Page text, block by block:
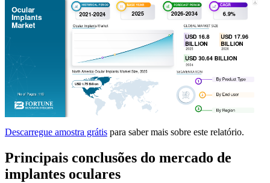
Descarregue amostra grátis para saber mais sobre este relatório.
Principais conclusões do mercado de
implantes oculares